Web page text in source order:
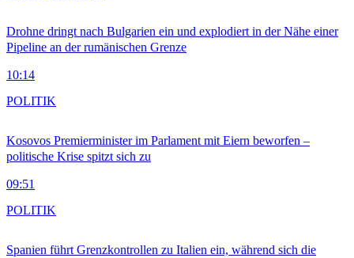
Drohne dringt nach Bulgarien ein und explodiert in der Nähe einer
Pipeline an der rumänischen Grenze
10:14
Kosovos Premierminister im Parlament mit Eiern beworfen –
politische Krise spitzt sich zu
09:51
POLITIK
Spanien führt Grenzkontrollen zu Italien ein, während sich die
POLITIK